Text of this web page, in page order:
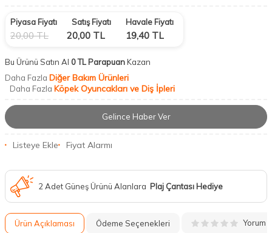
Piyasa Fiyatı
20,00TL
Satış Fiyatı
20,00 TL
Havale Fiyatı
19,40 TL
Bu Ürünü Satın Al 0 TL ParapuanKazan
Daha Fazla Diğer Bakım Ürünleri
Daha Fazla Köpek Oyuncakları ve Diş İpleri
Gelince Haber Ver
Listeye Ekle Fiyat Alarmı
2 Adet Güneş Ürünü Alanlara Plaj Çantası Hediye
Ürün Açıklaması Ödeme Seçenekleri Yorum